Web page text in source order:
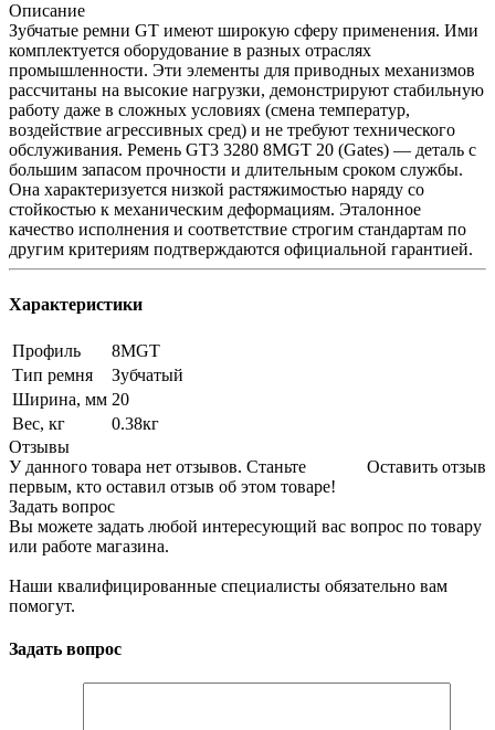
Описание
Зубчатые ремни GT имеют широкую сферу применения. Ими
комплектуется оборудование в разных отраслях
промышленности. Эти элементы для приводных механизмов
рассчитаны на высокие нагрузки, демонстрируют стабильную
работу даже в сложных условиях (смена температур,
воздействие агрессивных сред) и не требуют технического
обслуживания. Ремень GT3 3280 8MGT 20 (Gates) — деталь с
большим запасом прочности и длительным сроком службы.
Она характеризуется низкой растяжимостью наряду со
стойкостью к механическим деформациям. Эталонное
качество исполнения и соответствие строгим стандартам по
другим критериям подтверждаются официальной гарантией.
Характеристики
Профиль
8MGT
Тип ремня
Зубчатый
Ширина, мм 20
Вес, кг
0.38кг
Отзывы
Оставить отзыв
У данного товара нет отзывов. Станьте
первым, кто оставил отзыв об этом товаре!
Задать вопрос
Вы можете задать любой интересующий вас вопрос по товару
или работе магазина.
Наши квалифицированные специалисты обязательно вам
помогут.
Задать вопрос